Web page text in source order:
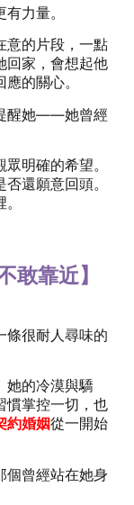
力量。
意的片段，一點
回家，會想起他
的關心。
醒她——她曾經
明確的希望。
還願意回頭。
敢靠近】
條很耐人尋味的
她的冷漠與驕
慣掌控一切，也
約婚姻從一開始
曾經站在她身